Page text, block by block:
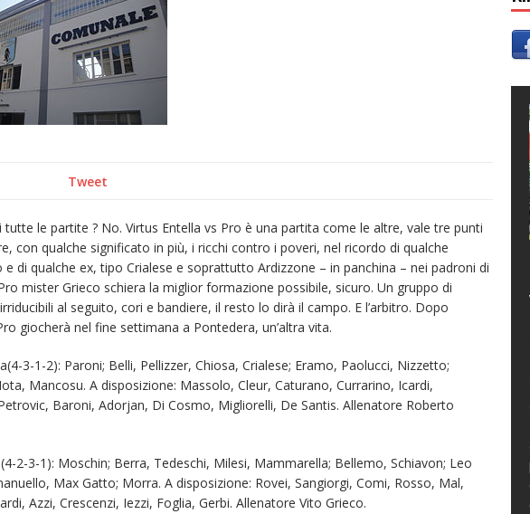
Tweet
tutte le partite ? No. Virtus Entella vs Pro è una partita come le altre, vale tre punti
con qualche significato in più, i ricchi contro i poveri, nel ricordo di qualche
di qualche ex, tipo Crialese e soprattutto Ardizzone – in panchina – nei padroni di
mister Grieco schiera la miglior formazione possibile, sicuro. Un gruppo di
al seguito, cori e bandiere, il resto lo dirà il campo. E l’arbitro. Dopo
giocherà nel fine settimana a Pontedera, un’altra vita.
3-1-2): Paroni; Belli, Pellizzer, Chiosa, Crialese; Eramo, Paolucci, Nizzetto;
Mancosu. A disposizione: Massolo, Cleur, Caturano, Currarino, Icardi,
Baroni, Adorjan, Di Cosmo, Migliorelli, De Santis. Allenatore Roberto
2-3-1): Moschin; Berra, Tedeschi, Milesi, Mammarella; Bellemo, Schiavon; Leo
Max Gatto; Morra. A disposizione: Rovei, Sangiorgi, Comi, Rosso, Mal,
Azzi, Crescenzi, Iezzi, Foglia, Gerbi. Allenatore Vito Grieco.